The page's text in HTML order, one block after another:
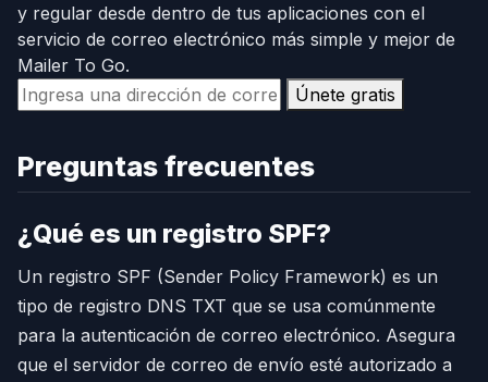
y regular desde dentro de tus aplicaciones con el
servicio de correo electrónico más simple y mejor de
Mailer To Go.
Únete gratis
Preguntas frecuentes
¿Qué es un registro SPF?
Un registro SPF (Sender Policy Framework) es un
tipo de registro DNS TXT que se usa comúnmente
para la autenticación de correo electrónico. Asegura
que el servidor de correo de envío esté autorizado a